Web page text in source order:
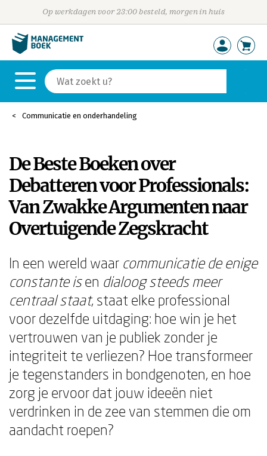
Op werkdagen voor 23:00 besteld, morgen in huis
Communicatie en onderhandeling
De Beste Boeken over
Debatteren voor Professionals:
Van Zwakke Argumenten naar
Overtuigende Zegskracht
In een wereld waar communicatie de enige
constante isen dialoog steeds meer
centraal staat, staat elke professional
voor dezelfde uitdaging: hoe win je het
vertrouwen van je publiek zonder je
integriteit te verliezen? Hoe transformeer
je tegenstanders in bondgenoten, en hoe
zorg je ervoor dat jouw ideeën niet
verdrinken in de zee van stemmen die om
aandacht roepen?